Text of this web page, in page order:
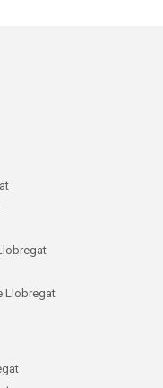
Llobregat